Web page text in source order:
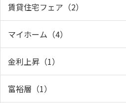
賃貸住宅フェア（2）
マイホーム（4）
金利上昇（1）
富裕層（1）